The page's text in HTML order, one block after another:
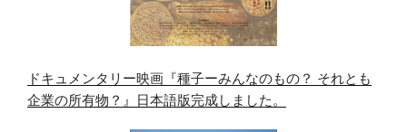
ドキュメンタリー映画『種子ーみんなのもの？ それとも
企業の所有物？』日本語版完成しました。